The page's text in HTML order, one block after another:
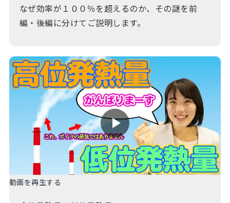
なぜ効率が１００％を超えるのか、その謎を前
編・後編に分けてご説明します。
動画を再生する